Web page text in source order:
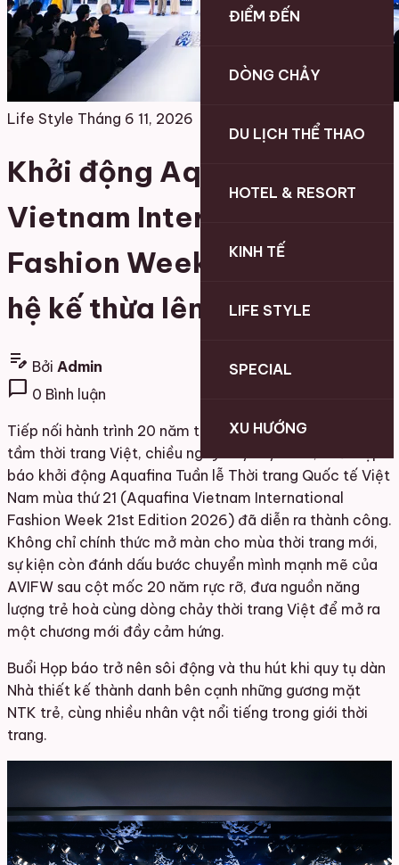
ĐIỂM ĐẾN
DÒNG CHẢY
DU LỊCH THỂ THAO
HOTEL & RESORT
KINH TẾ
LIFE STYLE
SPECIAL
XU HƯỚNG
Life Style Tháng 6 11, 2026
Khởi động Aquafina
Vietnam International
Fashion Week 2026: Thế
hệ kế thừa lên ngôi
edit_note Bởi Admin
chat_bubble 0 Bình luận
Tiếp nối hành trình 20 năm tiên phong kiến tạo và nâng
tầm thời trang Việt, chiều ngày 03/06/2026, buổi Họp
báo khởi động Aquafina Tuần lễ Thời trang Quốc tế Việt
Nam mùa thứ 21 (Aquafina Vietnam International
Fashion Week 21st Edition 2026) đã diễn ra thành công.
Không chỉ chính thức mở màn cho mùa thời trang mới,
sự kiện còn đánh dấu bước chuyển mình mạnh mẽ của
AVIFW sau cột mốc 20 năm rực rỡ, đưa nguồn năng
lượng trẻ hoà cùng dòng chảy thời trang Việt để mở ra
một chương mới đầy cảm hứng.
Buổi Họp báo trở nên sôi động và thu hút khi quy tụ dàn
Nhà thiết kế thành danh bên cạnh những gương mặt
NTK trẻ, cùng nhiều nhân vật nổi tiếng trong giới thời
trang.